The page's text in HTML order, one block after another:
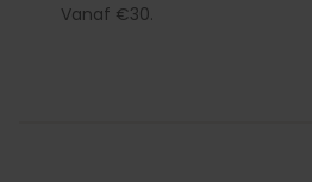
Vanaf €30.